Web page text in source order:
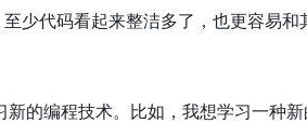
至少代码看起来整洁多了，也更容易
新的编程技术。比如，我想学习一种